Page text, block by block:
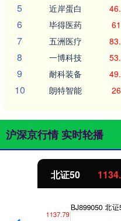
5 近岸蛋白
6 毕得医药
7 五洲医疗
8 一博科技
9 耐科装备
10 朗特智能
沪深京行情 实时轮播
北证50